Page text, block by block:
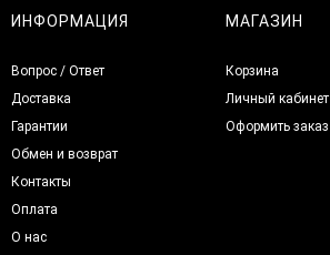
ИНФОРМАЦИЯ
Вопрос / Ответ
Доставка
Гарантии
Обмен и возврат
Контакты
Оплата
О нас
МАГАЗИН
Корзина
Личный кабинет
Оформить заказ